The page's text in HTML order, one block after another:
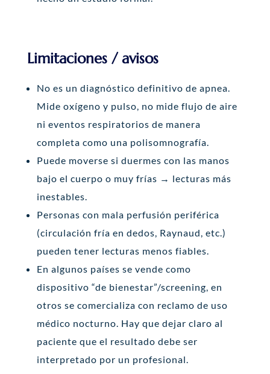
Limitaciones / avisos
No es un diagnóstico definitivo de apnea.
Mide oxígeno y pulso, no mide flujo de aire
ni eventos respiratorios de manera
completa como una polisomnografía.
Puede moverse si duermes con las manos
bajo el cuerpo o muy frías → lecturas más
inestables.
Personas con mala perfusión periférica
(circulación fría en dedos, Raynaud, etc.)
pueden tener lecturas menos fiables.
En algunos países se vende como
dispositivo “de bienestar”/screening, en
otros se comercializa con reclamo de uso
médico nocturno. Hay que dejar claro al
paciente que el resultado debe ser
interpretado por un profesional.